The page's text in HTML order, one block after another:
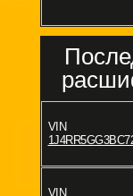
VIN
VIN